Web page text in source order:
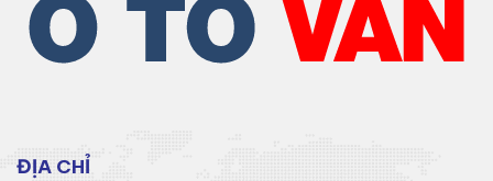
ĐỊA CHỈ